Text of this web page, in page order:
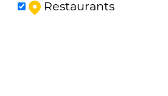
Restaurants